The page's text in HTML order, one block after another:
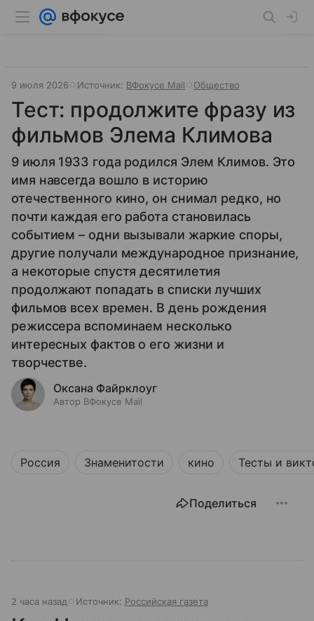
9 июля 2026 Источник: ВФокусе Mail Общество
Тест: продолжите фразу из
фильмов Элема Климова
9 июля 1933 года родился Элем Климов. Это
имя навсегда вошло в историю
отечественного кино, он снимал редко, но
почти каждая его работа становилась
событием – одни вызывали жаркие споры,
другие получали международное признание,
а некоторые спустя десятилетия
продолжают попадать в списки лучших
фильмов всех времен. В день рождения
режиссера вспоминаем несколько
интересных фактов о его жизни и
творчестве.
Оксана Файрклоуг
Автор ВФокусе Mail
Россия Знаменитости кино Тесты и
Поделиться
2 часа назад Источник: Российская газета